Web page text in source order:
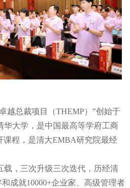
越总裁项目（THEMP）”创始于
华大学，是中国最高等学府工商
课程，是清大EMBA研究院最经
载，三次升级三次迭代，历经清
和成就10000+企业家、高级管理者